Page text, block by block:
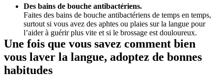
Des bains de bouche antibactériens.
Faites des bains de bouche antibactériens de temps en temps,
surtout si vous avez des aphtes ou plaies sur la langue pour
l’aider à guérir plus vite et si le brossage est douloureux.
Une fois que vous savez comment bien
vous laver la langue, adoptez de bonnes
habitudes